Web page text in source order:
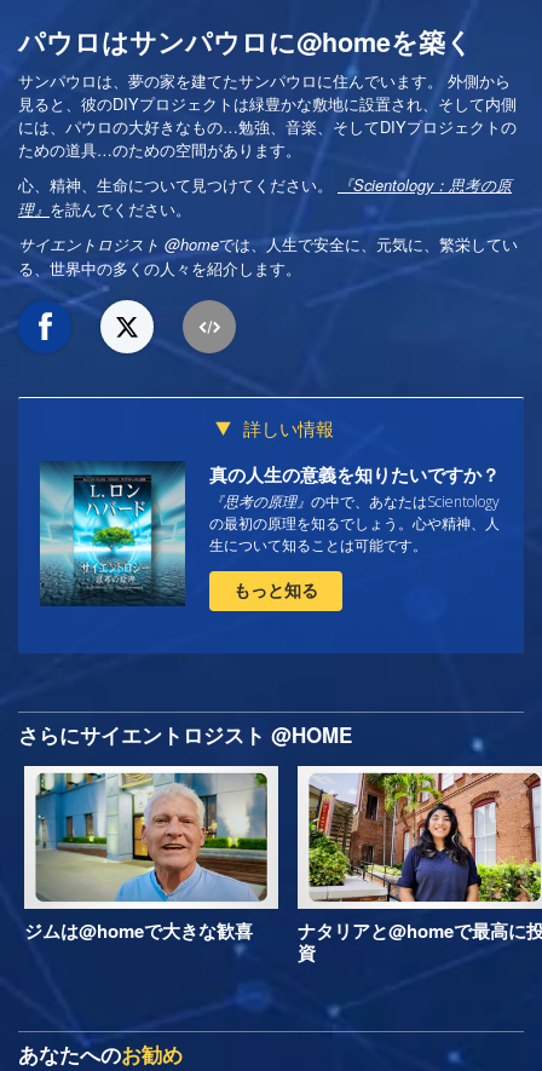
パウロはサンパウロに@homeを築く
サンパウロは、夢の家を建てたサンパウロに住んでいます。 外側から
見ると、彼のDIYプロジェクトは緑豊かな敷地に設置され、そして内側
には、パウロの大好きなもの…勉強、音楽、そしてDIYプロジェクトの
ための道具…のための空間があります。
心、精神、生命について見つけてください。
『Scientology：思考の原
理』 を読んでください。
サイエントロジスト @homeでは、人生で安全に、元気に、繁栄してい
る、世界中の多くの人々を紹介します。
詳しい情報
真の人生の意義を知りたいですか？
『思考の原理』 の中で、あなたはScientology
の最初の原理を知るでしょう。心や精神、人
生について知ることは可能です。
もっと知る
さらにサイエントロジスト @HOME
ジムは@homeで大きな歓喜
ナタリアと@homeで最高に
資
あなたへのお勧め